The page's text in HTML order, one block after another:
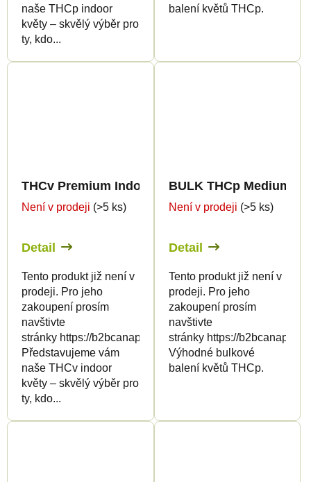
naše THCp indoor
květy – skvělý výběr pro
ty, kdo...
balení květů THCp.
THCv Premium Indoor Edition 15%
Není v prodeji (>5 ks)
Detail
Tento produkt již není v
prodeji. Pro jeho
zakoupení prosím
navštivte
stránky https://b2bcanapuff.com/
Představujeme vám
naše THCv indoor
květy – skvělý výběr pro
ty, kdo...
BULK THCp Medium
Není v prodeji (>5 ks)
Detail
Tento produkt již není v
prodeji. Pro jeho
zakoupení prosím
navštivte
stránky https://
Výhodné bulkové
balení květů THCp.